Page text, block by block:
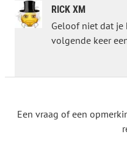
RICK XM
Geloof niet dat je
volgende keer
Een vraag of een